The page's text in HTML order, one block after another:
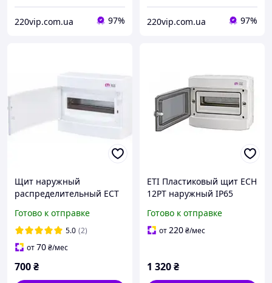
220vip.com.ua 97% 220vip.com.ua 97%
Щит наружный
распределительный ECT
дверь) IP-40 ETI
Готово к отправке
5.0 (2)
от70₴/мес
700₴
ETI Пластиковый щит ECH
12PT наружный IP65
Готово к отправке
от220₴/мес
1 320₴